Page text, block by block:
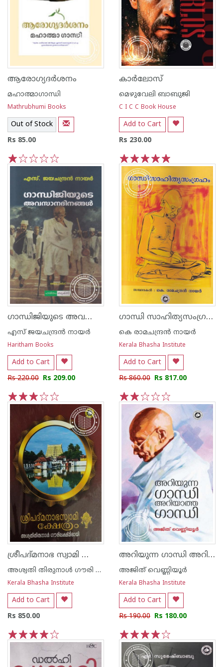
ആരോഗ്യദര്‍ശനം
മഹാത്മാഗാന്ധി
Mathrubhumi Books
Out of Stock
Rs 85.00
5
4
3
2
1
കാര്‍ലോസ്
മെഴുവേലി ബാബുജി
C I C C Book House
Add to Cart
Rs 230.00
5
4
3
2
1
ഗാന്ധിജിയുടെ അവസാന ദിനങ്ങള്‍
എസ്‌ ജയചന്ദ്രന്‍‌ നായര്‍‌
Haritham Books
Add to Cart
Rs 220.00 Rs 209.00
5
4
3
2
1
ഗാന്ധി സാഹിത്യസംഗ്രഹം
കെ രാമചന്ദ്രന്‍ നായര്‍
Kerala Bhasha Institute
Add to Cart
Rs 860.00 Rs 817.00
5
4
3
2
1
ശ്രീപദ്മനാഭ സ്വാമി ക്ഷേത്രം
അശ്വതി തിരുനാള്‍ ഗൗരി ലക്ഷ്മി ഭായി
Kerala Bhasha Institute
Add to Cart
Rs 850.00
5
4
3
2
1
അറിയുന്ന ഗാന്ധി അറിയാത്ത ഗാന്ധി
അജിത് വെണ്ണിയൂര്‍
Kerala Bhasha Institute
Add to Cart
Rs 190.00 Rs 180.00
5
4
3
2
1